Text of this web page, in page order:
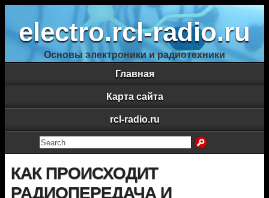
electro.rcl-radio.ru
Основы электроники и радиотехники
Главная
Карта сайта
rcl-radio.ru
КАК ПРОИСХОДИТ
РАДИОПЕРЕДАЧА И